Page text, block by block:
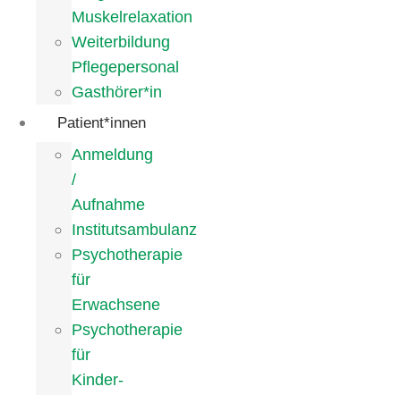
Muskelrelaxation
Weiterbildung
Pflegepersonal
Gasthörer*in
Patient*innen
Anmeldung
/
Aufnahme
Institutsambulanz
Psychotherapie
für
Erwachsene
Psychotherapie
für
Kinder-